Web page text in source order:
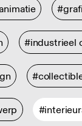
#industrieel